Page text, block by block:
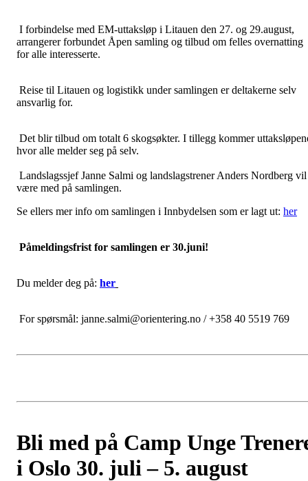
I forbindelse med EM-uttaksløp i Litauen den 27. og 29.august,
arrangerer forbundet Åpen samling og tilbud om felles overnatting
for alle interesserte.
Reise til Litauen og logistikk under samlingen er deltakerne selv
ansvarlig for.
Det blir tilbud om totalt 6 skogsøkter. I tillegg kommer
hvor alle melder seg på selv.
Landslagssjef Janne Salmi og landslagstrener Anders Nordberg vil
være med på samlingen.
Se ellers mer info om samlingen i Innbydelsen som er lagt ut: her
Påmeldingsfrist for samlingen er 30.juni!
Du melder deg på: her
For spørsmål: janne.salmi@orientering.no / +358 40 5519 769
Bli med på Camp Unge
i Oslo 30. juli – 5. august